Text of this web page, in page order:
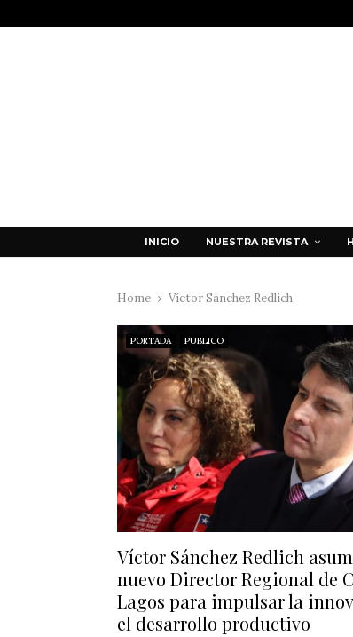
INICIO NUESTRA REVISTA
Home Víctor Sánchez Redlich
PORTADA PUBLICO
Víctor Sánchez Redlich
nuevo Director Regional de
Lagos para impulsar la
el desarrollo productivo